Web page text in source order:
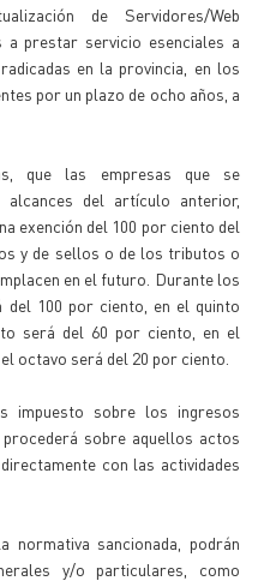
de Servidores/Web
a prestar servicio esenciales a
en la provincia, en los
por un plazo de ocho años, a
que las empresas que se
alcances del artículo anterior,
exención del 100 por ciento del
y de sellos o de los tributos o
en el futuro. Durante los
100 por ciento, en el quinto
será del 60 por ciento, en el
octavo será del 20 por ciento.
impuesto sobre los ingresos
sobre aquellos actos
con las actividades
normativa sancionada, podrán
y/o particulares, como